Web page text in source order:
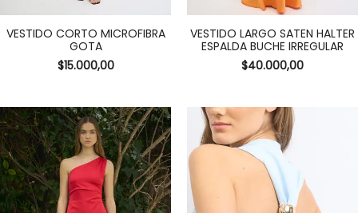
VESTIDO CORTO MICROFIBRA
GOTA
$15.000,00
VESTIDO LARGO SATEN HALTER
ESPALDA BUCHE IRREGULAR
$40.000,00